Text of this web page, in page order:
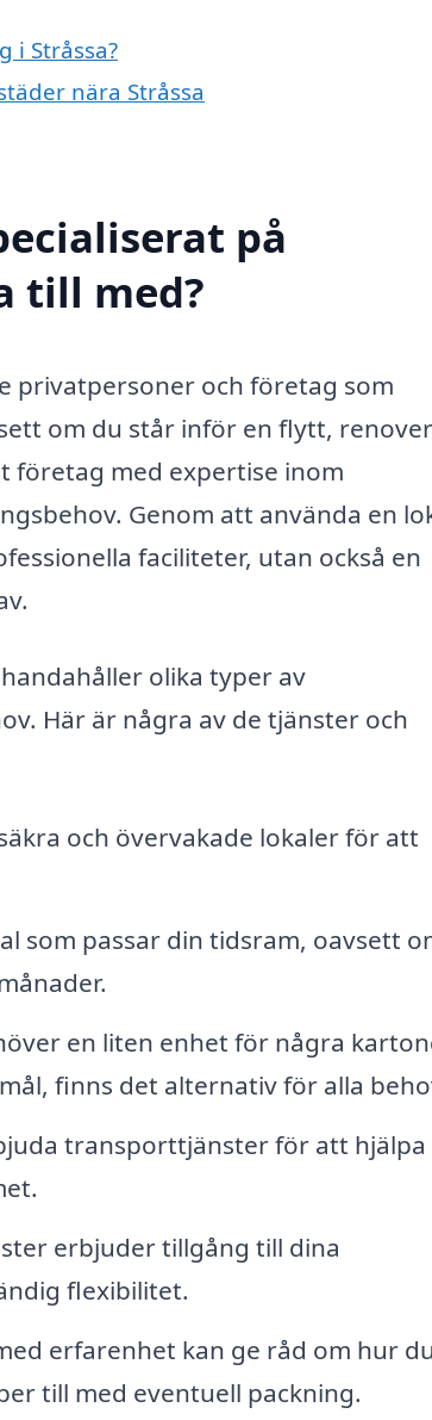
i Stråssa?
nära Stråssa
på
till med?
privatpersoner och företag som
om du står inför en flytt,
företag med expertise inom
Genom att använda en
faciliteter, utan också en
olika typer av
Här är några av de tjänster och
och övervakade lokaler för att
som passar din tidsram, oavsett
en liten enhet för några
finns det alternativ för alla
transporttjänster för att hjälpa
erbjuder tillgång till dina
flexibilitet.
erfarenhet kan ge råd om hur du
till med eventuell packning.